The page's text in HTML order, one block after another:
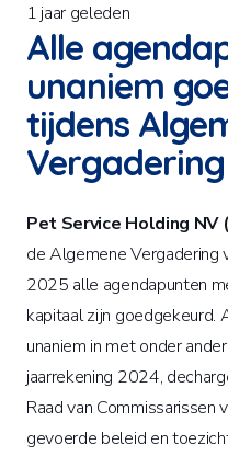
1 jaar geleden
Alle
unaniem
tijdens
Vergadering
Pet Service Holding NV
de Algemene Vergadering
2025 alle agendapunten
kapitaal zijn goedgekeurd.
unaniem in met onder
jaarrekening 2024,
Raad van
gevoerde beleid en